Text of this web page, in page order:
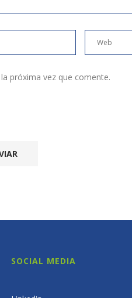
próxima vez que comente.
SOCIAL MEDIA